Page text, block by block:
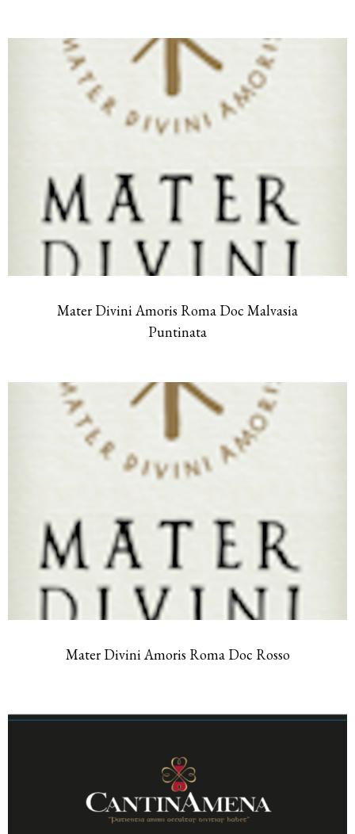
Mater Divini Amoris Roma Doc Malvasia
Puntinata
Mater Divini Amoris Roma Doc Rosso